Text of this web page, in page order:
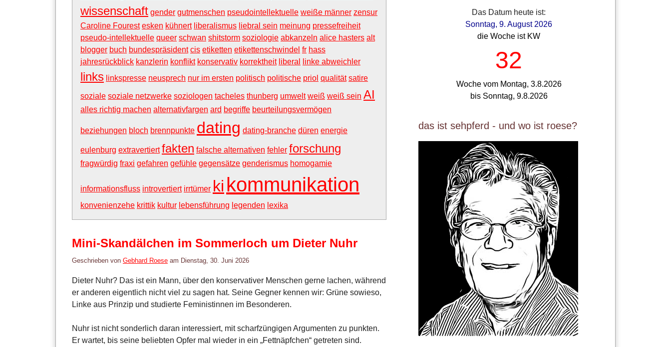
wissenschaft gender gutmenschen pseudointellektuelle weiße männer zensur
Caroline Fourest esken kühnert liberalismus liebral sein meinung pressefreiheit
pseudo-intellektuelle queer schwan shitstorm soziologie abkanzeln alice hasters alt
blogger buch bundespräsident cis etiketten etikettenschwindel fr hass
jahresrückblick kanzlerin konflikt konservativ korrektheit liberal linke abweichler
links linkspresse neusprech nur im ersten politisch politische priol qualität satire
soziale soziale netzwerke soziologen tacheles thunberg umwelt weiß weiß sein AI
alles richtig machen alternativfargen ard begriffe beurteilungsvermögen
beziehungen bloch brennpunkte dating dating-branche düren energie
eulenburg extravertiert fakten falsche alternativen fehler forschung
fragwürdig fraxi gefahren gefühle gegensätze genderismus homogamie
informationsfluss introvertiert irrtümer ki kommunikation
konvenienzehe krittik kultur lebensführung legenden lexika
Mini-Skandälchen im Sommerloch um Dieter Nuhr
Geschrieben von Gebhard Roese am Dienstag, 30. Juni 2026
Dieter Nuhr? Das ist ein Mann, über den konservativer Menschen gerne lachen, während
er anderen eigentlich nicht viel zu sagen hat. Seine Gegner kennen wir: Grüne sowieso,
Linke aus Prinzip und studierte Feministinnen im Besonderen.
Nuhr ist nicht sonderlich daran interessiert, mit scharfzüngigen Argumenten zu punkten.
Er wartet, bis seine beliebten Opfer mal wieder in ein „Fettnäpfchen“ getreten sind.
Das Datum heute ist:
Sonntag, 9. August 2026
die Woche ist KW
32
Woche vom Montag, 3.8.2026
bis Sonntag, 9.8.2026
das ist sehpferd - und wo ist roese?